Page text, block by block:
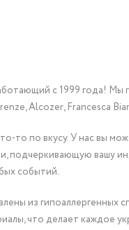
с 1999 года!
Alcozer, Francesca
по вкусу. У нас вы
подчеркивающую вашу
событий.
из
что делает каждое